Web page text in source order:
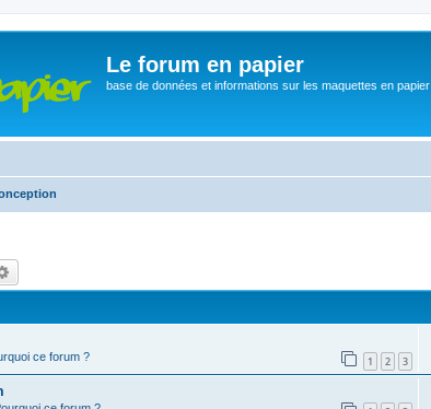
Le forum en papier
base de données et informations sur les maquettes en papier
ce forum ? 1 2 3